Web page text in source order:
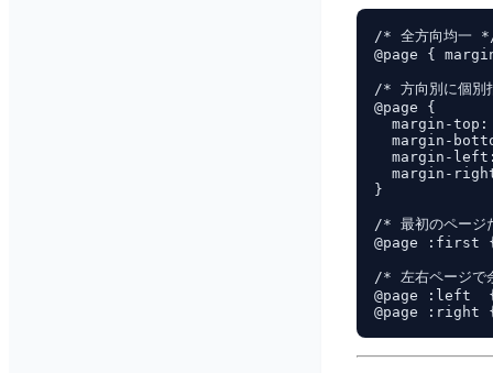
/* 全方向均一
@page {
/* 方向別に個
@page {
margin-top:
margin-
margin-
margin-
}
/* 最初のページ
@page :first
/* 左右ページで
@page :left